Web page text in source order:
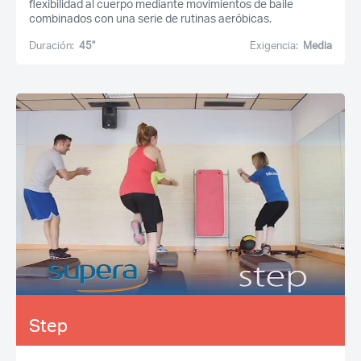
flexibilidad al cuerpo mediante movimientos de baile
combinados con una serie de rutinas aeróbicas.
Duración: 45'' Exigencia: Media
Step